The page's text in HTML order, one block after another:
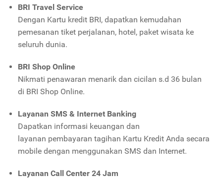
BRI Travel Service
Dengan Kartu kredit BRI, dapatkan kemudahan
pemesanan tiket perjalanan, hotel, paket wisata ke
seluruh dunia.
BRI Shop Online
Nikmati penawaran menarik dan cicilan s.d 36 bulan
di BRI Shop Online.
Layanan SMS & Internet Banking
Dapatkan informasi keuangan dan
layanan pembayaran tagihan Kartu Kredit Anda secara
mobile dengan menggunakan SMS dan Internet.
Layanan Call Center 24 Jam